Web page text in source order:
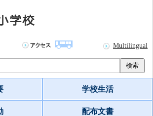
Multilingual
検索
学校生活
配布文書